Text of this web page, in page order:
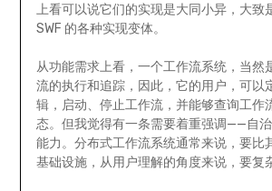
上看可以说它们的实现是大同小异，大致
SWF 的各种实现变体。
从功能需求上看，一个工作流系统，当然
流的执行和追踪，因此，它的用户，可以
辑，启动、停止工作流，并能够查询工作
态。但我觉得有一条需要着重强调——自
能力。分布式工作流系统通常来说，要比
基础设施，从用户理解的角度来说，要复